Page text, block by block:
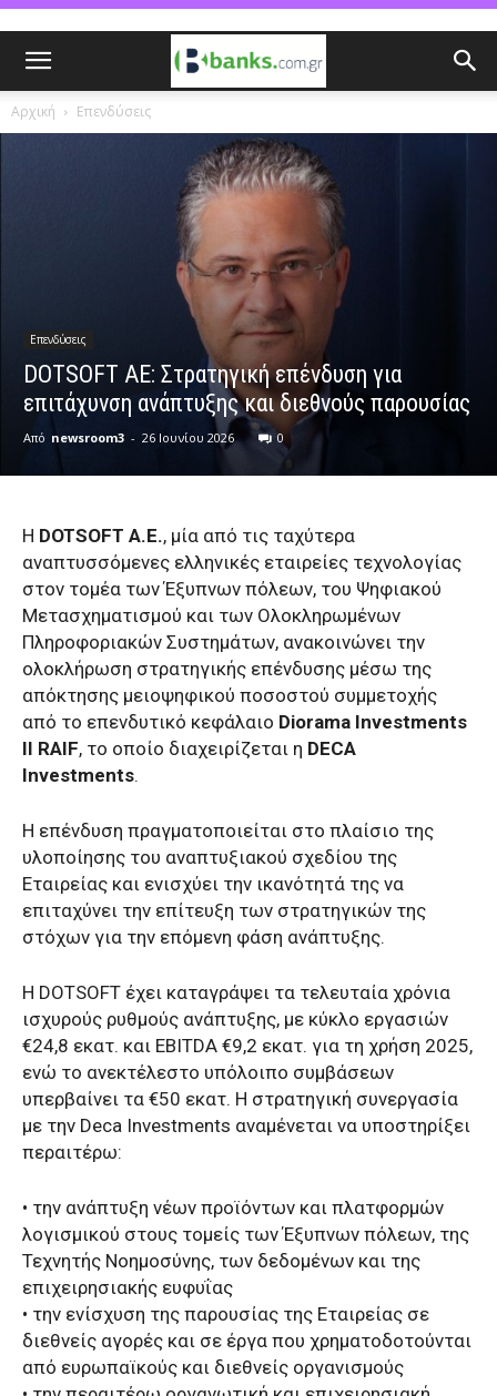
Αρχική Επενδύσεις
Επενδύσεις
DOTSOFT ΑΕ: Στρατηγική επένδυση για
επιτάχυνση ανάπτυξης και διεθνούς παρουσίας
Από newsroom3 - 26 Ιουνίου 2026 0
Η DOTSOFT A.E., μία από τις ταχύτερα
αναπτυσσόμενες ελληνικές εταιρείες τεχνολογίας
στον τομέα των Έξυπνων πόλεων, του Ψηφιακού
Μετασχηματισμού και των Ολοκληρωμένων
Πληροφοριακών Συστημάτων, ανακοινώνει την
ολοκλήρωση στρατηγικής επένδυσης μέσω της
απόκτησης μειοψηφικού ποσοστού συμμετοχής
από το επενδυτικό κεφάλαιο Diorama Investments
II RAIF, το οποίο διαχειρίζεται η DECA
Investments.
Η επένδυση πραγματοποιείται στο πλαίσιο της
υλοποίησης του αναπτυξιακού σχεδίου της
Εταιρείας και ενισχύει την ικανότητά της να
επιταχύνει την επίτευξη των στρατηγικών της
στόχων για την επόμενη φάση ανάπτυξης.
Η DOTSOFT έχει καταγράψει τα τελευταία χρόνια
ισχυρούς ρυθμούς ανάπτυξης, με κύκλο εργασιών
€24,8 εκατ. και EBITDA €9,2 εκατ. για τη χρήση 2025,
ενώ το ανεκτέλεστο υπόλοιπο συμβάσεων
υπερβαίνει τα €50 εκατ. Η στρατηγική συνεργασία
με την Deca Investments αναμένεται να υποστηρίξει
περαιτέρω:
• την ανάπτυξη νέων προϊόντων και πλατφορμών
λογισμικού στους τομείς των Έξυπνων πόλεων, της
Τεχνητής Νοημοσύνης, των δεδομένων και της
επιχειρησιακής ευφυΐας
• την ενίσχυση της παρουσίας της Εταιρείας σε
διεθνείς αγορές και σε έργα που χρηματοδοτούνται
από ευρωπαϊκούς και διεθνείς οργανισμούς